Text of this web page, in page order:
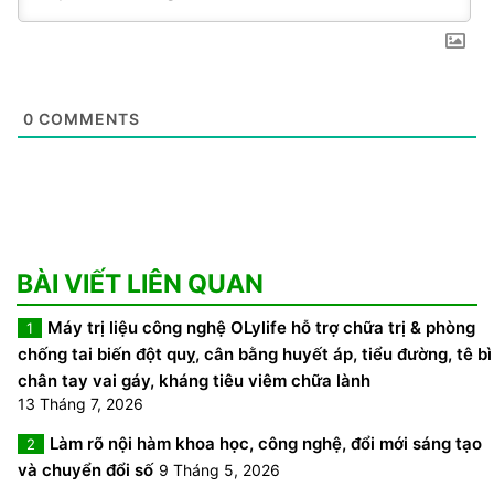
0 COMMENTS
BÀI VIẾT LIÊN QUAN
1
Máy trị liệu công nghệ OLylife hỗ trợ chữa trị & phòng
chống tai biến đột quỵ, cân bằng huyết áp, tiểu đường, tê bì
chân tay vai gáy, kháng tiêu viêm chữa lành
13 Tháng 7, 2026
2
Làm rõ nội hàm khoa học, công nghệ, đổi mới sáng tạo
và chuyển đổi số 9 Tháng 5, 2026